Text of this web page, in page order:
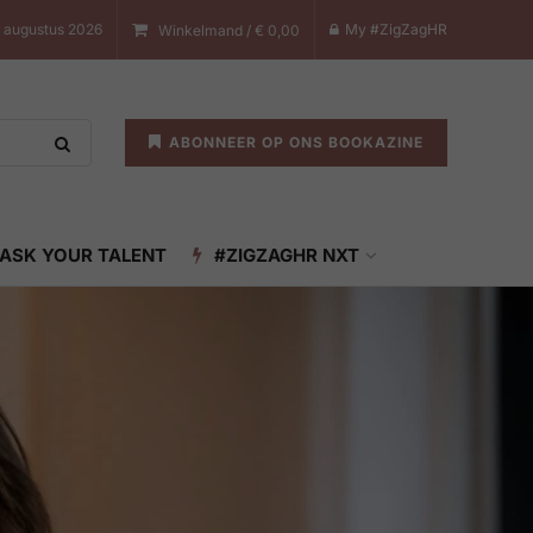
2026 Winkelmand / € 0,00 My #ZigZagHR
ABONNEER OP ONS BOOKAZINE
YOUR TALENT #ZIGZAGHR NXT